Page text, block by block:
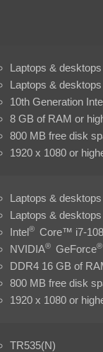
Laptops &
Laptops &
10th Generation
8 GB of RAM or
800 MB free disk
1920 x 1080 or
Laptops &
Laptops &
Intel® Core™ i7-
NVIDIA® GeForce®
DDR4 16 GB of
800 MB free disk
1920 x 1080 or
TR535(N)